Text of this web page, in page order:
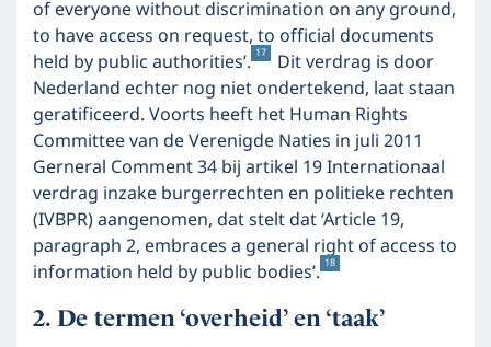
of everyone without discrimination on any ground,
to have access on request, to official documents
held by public authorities’. 17
Dit verdrag is door
Nederland echter nog niet ondertekend, laat staan
geratificeerd. Voorts heeft het Human Rights
Committee van de Verenigde Naties in juli 2011
Gerneral Comment 34 bij artikel 19 Internationaal
verdrag inzake burgerrechten en politieke rechten
(IVBPR) aangenomen, dat stelt dat ‘Article 19,
paragraph 2, embraces a general right of access to
information held by public bodies’. 18
De termen ‘overheid’ en ‘taak’